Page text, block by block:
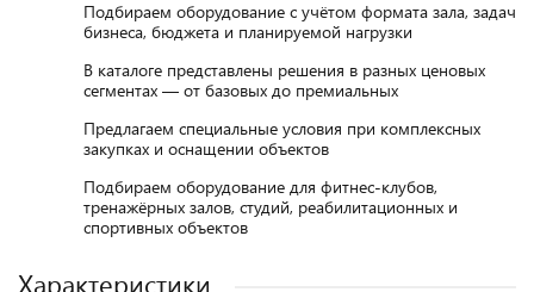
Подбираем оборудование с учётом формата зала, задач
бизнеса, бюджета и планируемой нагрузки
В каталоге представлены решения в разных ценовых
сегментах — от базовых до премиальных
Предлагаем специальные условия при комплексных
закупках и оснащении объектов
Подбираем оборудование для фитнес-клубов,
тренажёрных залов, студий, реабилитационных и
спортивных объектов
Характеристики